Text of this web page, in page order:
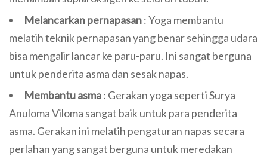
Melancarkan pernapasan: Yoga membantu
melatih teknik pernapasan yang benar sehingga udara
bisa mengalir lancar ke paru-paru. Ini sangat berguna
untuk penderita asma dan sesak napas.
Membantu asma: Gerakan yoga seperti Surya
Anuloma Viloma sangat baik untuk para penderita
asma. Gerakan ini melatih pengaturan napas secara
perlahan yang sangat berguna untuk meredakan